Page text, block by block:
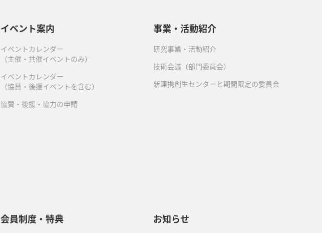
イベント案内
イベントカレンダー
（主催・共催イベントのみ）
イベントカレンダー
（協賛・後援イベントを含む）
協賛・後援・協力の申請
事業・活動紹介
研究事業・活動紹介
技術会議（部門委員会）
新連携創生センターと期間限定の委員会
会員制度・特典 お知らせ